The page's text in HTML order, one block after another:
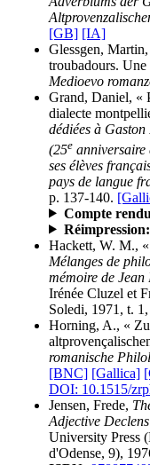
[GB] [IA]
Glessgen,
troubadours.
Medioevo
Grand, Daniel, «
dialecte
dédiées à
(25e anniversaire
ses élèves
pays de langue
p. 137-140.
Compte
Réimpression:
Hackett, W. M.,
Mélanges de
mémoire de
Irénée Cluzel et
Soledi, 1971, t.
Horning, A., «
romanische
[BNC] [Gallica]
DOI: 10.1515/
Jensen, Frede,
Adjective
University Press
d'Odense, 9),